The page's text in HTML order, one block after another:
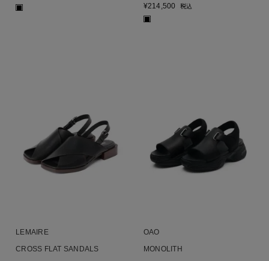
■
¥214,500 税込
■
LEMAIRE
CROSS FLAT SANDALS
OAO
MONOLITH